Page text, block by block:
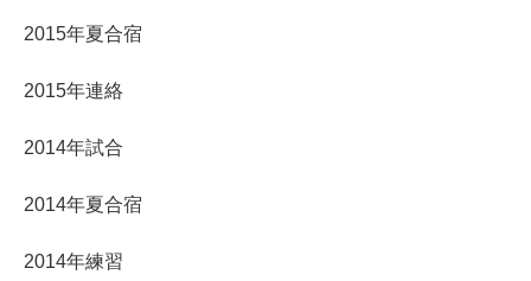
2015年夏合宿
2015年連絡
2014年試合
2014年夏合宿
2014年練習